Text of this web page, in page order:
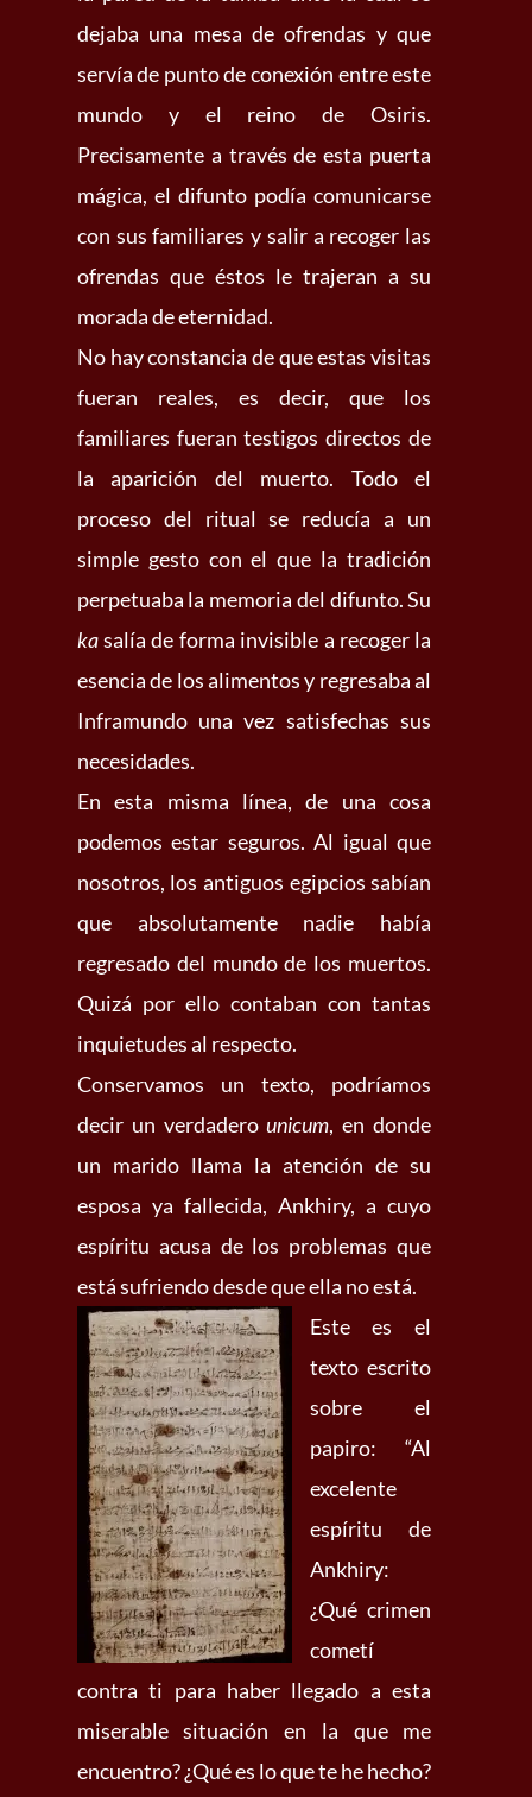
dejaba una mesa de ofrendas y que
servía de punto de conexión entre este
mundo y el reino de Osiris.
Precisamente a través de esta puerta
mágica, el difunto podía comunicarse
con sus familiares y salir a recoger las
ofrendas que éstos le trajeran a su
morada de eternidad.
No hay constancia de que estas visitas
fueran reales, es decir, que los
familiares fueran testigos directos de
la aparición del muerto. Todo el
proceso del ritual se reducía a un
simple gesto con el que la tradición
perpetuaba la memoria del difunto. Su
kasalía de forma invisible a recoger la
esencia de los alimentos y regresaba al
Inframundo una vez satisfechas sus
necesidades.
En esta misma línea, de una cosa
podemos estar seguros. Al igual que
nosotros, los antiguos egipcios sabían
que absolutamente nadie había
regresado del mundo de los muertos.
Quizá por ello contaban con tantas
inquietudes al respecto.
Conservamos un texto, podríamos
decir un verdaderounicum, en donde
un marido llama la atención de su
esposa ya fallecida, Ankhiry, a cuyo
espíritu acusa de los problemas que
está sufriendo desde que ella no está.
Este es el
texto escrito
sobre el
papiro: “Al
excelente
espíritu de
Ankhiry:
¿Qué crimen
cometí
contra ti para haber llegado a esta
miserable situación en la que me
encuentro? ¿Qué es lo que te he hecho?